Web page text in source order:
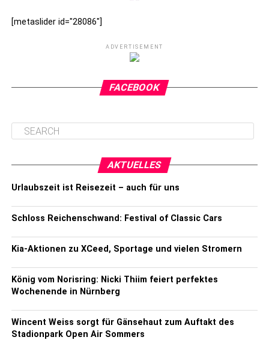
[metaslider id="28086"]
ADVERTISEMENT
FACEBOOK
AKTUELLES
Urlaubszeit ist Reisezeit – auch für uns
Schloss Reichenschwand: Festival of Classic Cars
Kia-Aktionen zu XCeed, Sportage und vielen Stromern
König vom Norisring: Nicki Thiim feiert perfektes
Wochenende in Nürnberg
Wincent Weiss sorgt für Gänsehaut zum Auftakt des
Stadionpark Open Air Sommers